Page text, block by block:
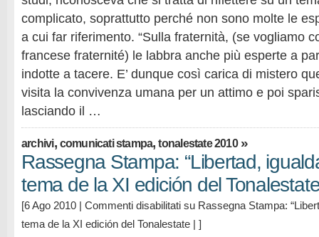
complicato, soprattutto perché non sono molte le
a cui far riferimento. “Sulla fraternità, (se vogliamo
francese fraternité) le labbra anche più esperte a
indotte a tacere. E’ dunque così carica di mistero
visita la convivenza umana per un attimo e poi
lasciando il …
archivi, comunicati stampa,tonalestate 2010»
Rassegna Stampa: “Libertad,
tema de la XI edición del
[6 Ago 2010 | Commenti disabilitati su Rassegna Stampa:
tema de la XI edición del Tonalestate | ]